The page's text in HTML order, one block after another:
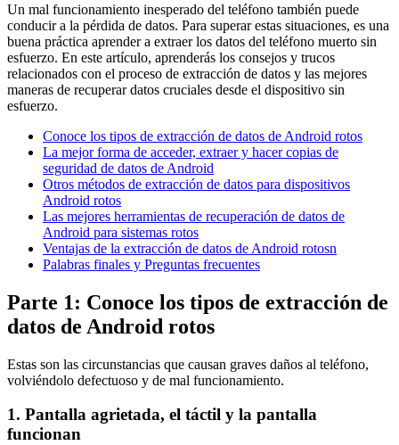
Un mal funcionamiento inesperado del teléfono también puede
conducir a la pérdida de datos. Para superar estas situaciones, es una
buena práctica aprender a extraer los datos del teléfono muerto sin
esfuerzo. En este artículo, aprenderás los consejos y trucos
relacionados con el proceso de extracción de datos y las mejores
maneras de recuperar datos cruciales desde el dispositivo sin
esfuerzo.
Conoce los tipos de extracción de datos de Android rotos
La mejor forma de acceder, extraer y hacer copias de
seguridad de datos de Android
Otros métodos de extracción de datos para dispositivos
Android rotos
Las mejores herramientas de recuperación de datos de
Android para sistemas rotos
Ventajas de la extracción de datos de Android rotosn
Palabras finales y Preguntas frecuentes
Parte 1: Conoce los tipos de extracción de
datos de Android rotos
Estas son las circunstancias que causan graves daños al teléfono,
volviéndolo defectuoso y de mal funcionamiento.
1. Pantalla agrietada, el táctil y la pantalla
funcionan